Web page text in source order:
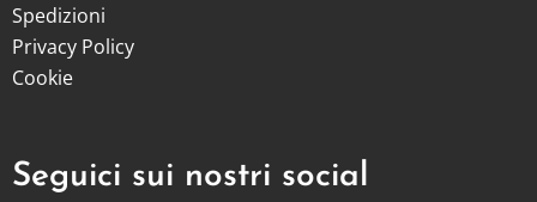
Spedizioni
Privacy Policy
Cookie
Seguici sui nostri social